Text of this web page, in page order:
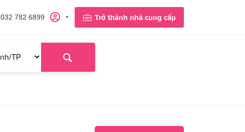
Trở thành nhà cung cấp
032 782 6899